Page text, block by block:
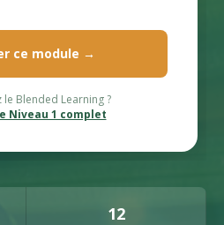
ce module →
le Blended Learning ?
Niveau 1 complet
12